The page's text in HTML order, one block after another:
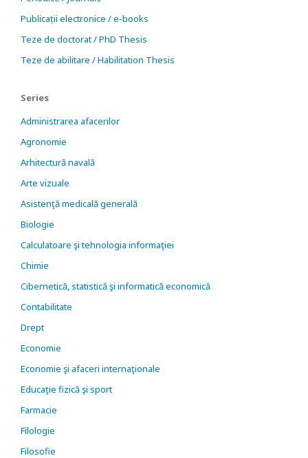
Publicații electronice / e-books
Teze de doctorat / PhD Thesis
Teze de abilitare / Habilitation Thesis
Series
Administrarea afacerilor
Agronomie
Arhitectură navală
Arte vizuale
Asistenţă medicală generală
Biologie
Calculatoare şi tehnologia informaţiei
Chimie
Cibernetică, statistică şi informatică economică
Contabilitate
Drept
Economie
Economie şi afaceri internaţionale
Educaţie fizică şi sport
Farmacie
Filologie
Filosofie